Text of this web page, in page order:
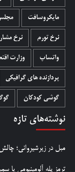
مایکروسافت
نرخ تورم نرخ
واتساپ وزارت
پردازنده های گرافیکی
گوشی کودکان
نوشته‌های تازه
مبل در زیرشیروانی؛
ترمز پله آلومینیومی یا